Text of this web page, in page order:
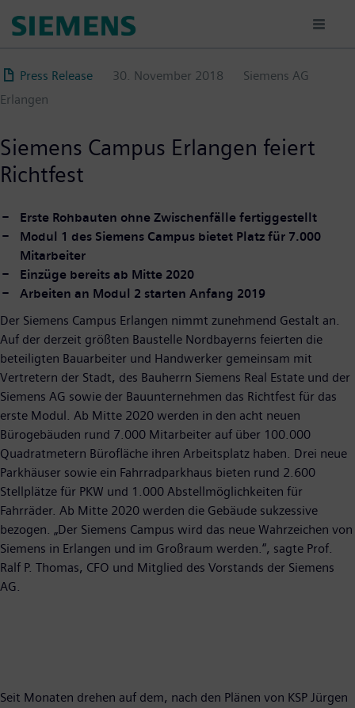
zum
Press Release
30. November 2018
Siemens AG
Erlangen
Siemens Campus Erlangen feiert
Richtfest
Erste Rohbauten ohne Zwischenfälle fertiggestellt
Modul 1 des Siemens Campus bietet Platz für 7.000
Mitarbeiter
Einzüge bereits ab Mitte 2020
Arbeiten an Modul 2 starten Anfang 2019
Der Siemens Campus Erlangen nimmt zunehmend Gestalt an.
Auf der derzeit größten Baustelle Nordbayerns feierten die
beteiligten Bauarbeiter und Handwerker gemeinsam mit
Vertretern der Stadt, des Bauherrn Siemens Real Estate und der
Siemens AG sowie der Bauunternehmen das Richtfest für das
erste Modul. Ab Mitte 2020 werden in den acht neuen
Bürogebäuden rund 7.000 Mitarbeiter auf über 100.000
Quadratmetern Bürofläche ihren Arbeitsplatz haben. Drei neue
Parkhäuser sowie ein Fahrradparkhaus bieten rund 2.600
Stellplätze für PKW und 1.000 Abstellmöglichkeiten für
Fahrräder. Ab Mitte 2020 werden die Gebäude sukzessive
bezogen. „Der Siemens Campus wird das neue Wahrzeichen von
Siemens in Erlangen und im Großraum werden.“, sagte Prof.
Ralf P. Thomas, CFO und Mitglied des Vorstands der Siemens
AG.
Seit Monaten drehen auf dem, nach den Plänen von KSP Jürgen